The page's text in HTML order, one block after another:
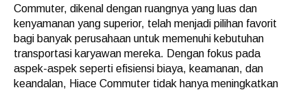
Commuter, dikenal dengan ruangnya yang luas dan
kenyamanan yang superior, telah menjadi pilihan favorit
bagi banyak perusahaan untuk memenuhi kebutuhan
transportasi karyawan mereka. Dengan fokus pada
aspek-aspek seperti efisiensi biaya, keamanan, dan
keandalan, Hiace Commuter tidak hanya meningkatkan